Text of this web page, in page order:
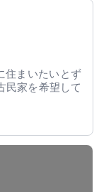
住まいたいとず
民家を希望して